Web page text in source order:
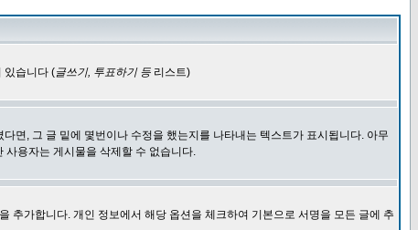
있습니다 (글쓰기, 투표하기 등 리스트)
면, 그 글 밑에 몇번이나 수정을 했는지를 나타내는 텍스트가 표시됩니다. 아무
사용자는 게시물을 삭제할 수 없습니다.
추가합니다. 개인 정보에서 해당 옵션을 체크하여 기본으로 서명을 모든 글에 추